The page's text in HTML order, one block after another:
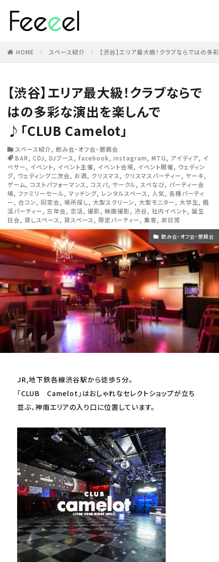
HOME スペース紹介 【渋谷】エリア最大級！クラブならではの
【渋谷】エリア最大級！クラブならで
はの多彩な演出を楽しんで
♪「CLUB Camelot」
スペース紹介, 飲み会・オフ会・懇親会
BAR, CDJ, DJブース , facebook, instagram, MTG, アイディア, イ
ベサー, イベント, イベント主催, イベント会場, イベント開催, ウェディン
グ, ウェディング二次会, お酒, クリスマス , クリスマスパーティー, ケーキ,
ゲーム, コストパフォーマンス , コスパ, サークル, スペなび, パーティー会
場, ファミリーセール, マッチング, レンタルスペース , 人気, 各種パーティ
ー, 合コン, 同窓会, 場所探し, 大型スクリーン, 大型モニター, 大学生, 婚
活パーティー, 忘年会, 恋活, 撮影, 映画撮影, 渋谷, 社内イベント, 誕生
日会, 貸しスペース , 貸スペース , 限定パーティー, 集客, 非日常
飲み会・オフ会・懇親会
JR,地下鉄各線渋谷駅から徒歩５分。
「CLUB Camelot」はおしゃれなセレクトショップが立ち
並ぶ、神南エリアの入り口に位置しています。